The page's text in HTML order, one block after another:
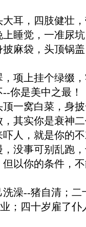
耳，四肢健壮
睡觉，一准尿
麻袋，头顶锅
项上挂个绿缀
你是美中之最！
一窝白菜，身
其实你是衰神
人，就是你的
没事可别乱跑
以你的条件，
澡--猪自清；二
；四十岁雇了仆